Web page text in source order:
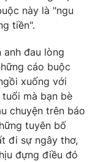
này là "ngu
tiền".
đau lòng
cáo buộc
xuống với
mà bạn bè
chuyện trên báo
tuyên bố
đi sự ngây thơ,
đựng điều đó